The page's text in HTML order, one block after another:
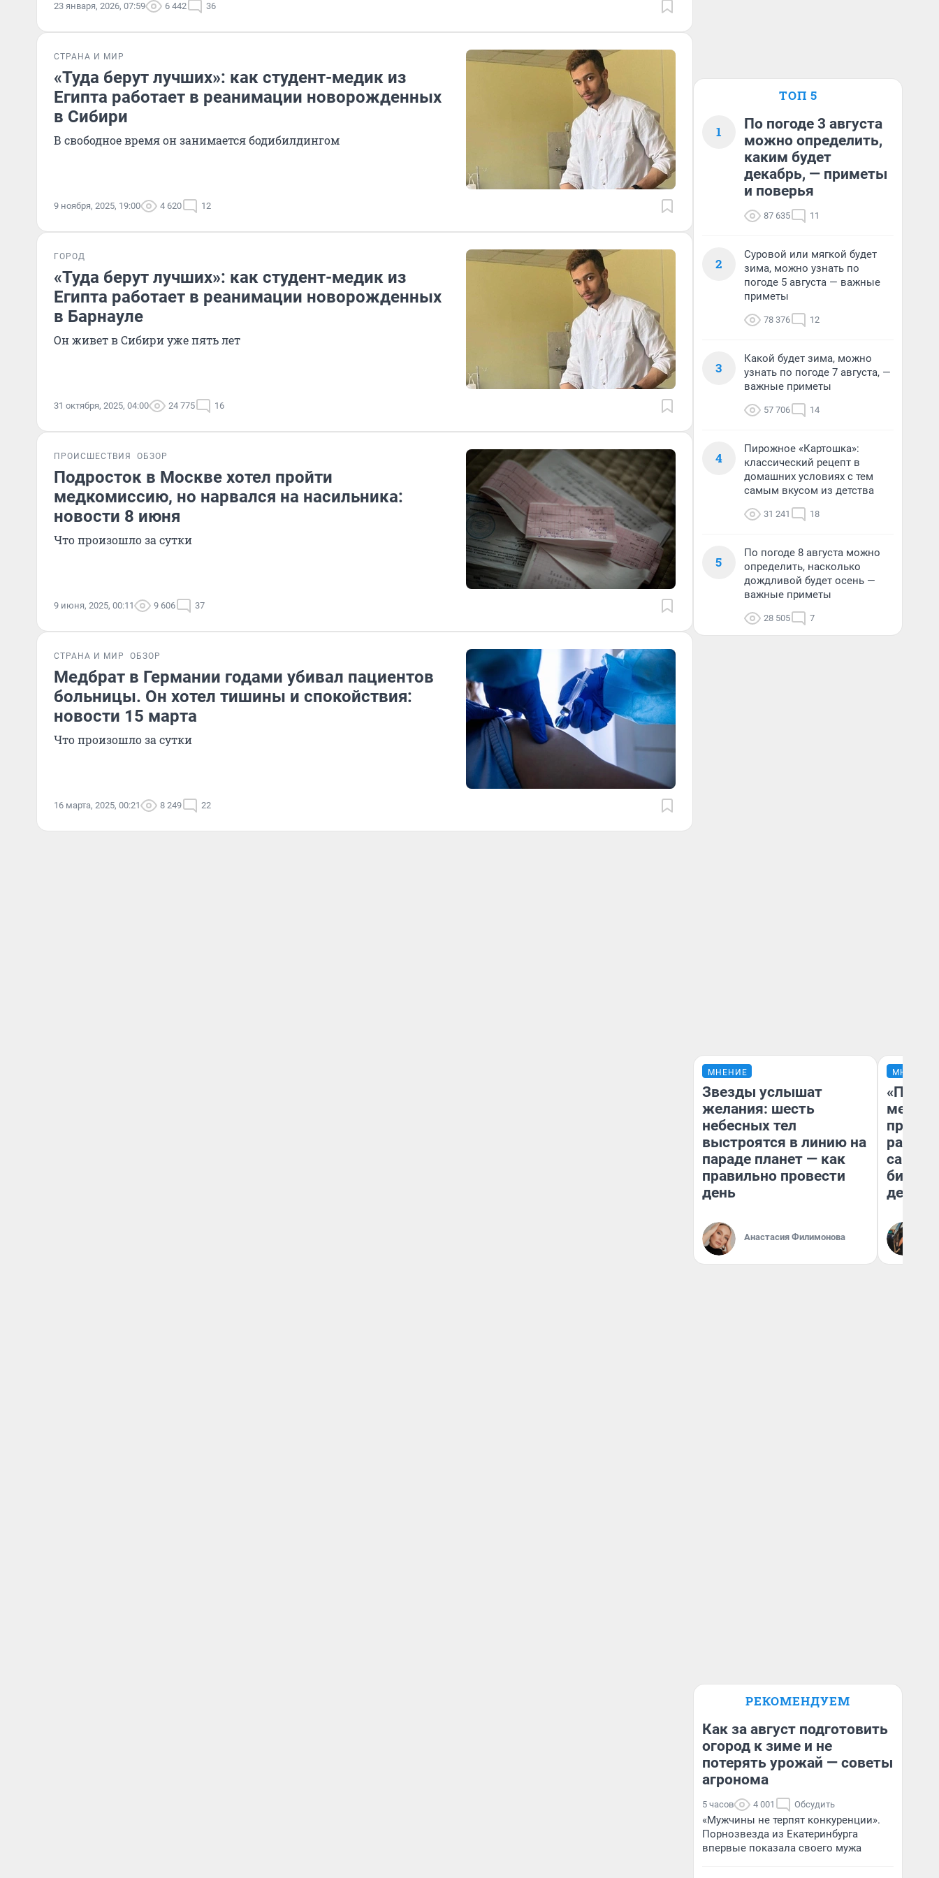
23 января, 2026, 07:59 6 442 36
СТРАНА И МИР
«Туда берут лучших»: как студент-медик из
Египта работает в реанимации новорожденных
в Сибири
В свободное время он занимается бодибилдингом
9 ноября, 2025, 19:00 4 620 12
ГОРОД
«Туда берут лучших»: как студент-медик из
Египта работает в реанимации новорожденных
в Барнауле
Он живет в Сибири уже пять лет
31 октября, 2025, 04:00 24 775 16
ПРОИСШЕСТВИЯ ОБЗОР
Подросток в Москве хотел пройти
медкомиссию, но нарвался на насильника:
новости 8 июня
Что произошло за сутки
9 июня, 2025, 00:11 9 606 37
СТРАНА И МИР ОБЗОР
Медбрат в Германии годами убивал пациентов
больницы. Он хотел тишины и спокойствия:
новости 15 марта
Что произошло за сутки
16 марта, 2025, 00:21 8 249 22
ТОП 5
1
По погоде 3 августа
можно определить,
каким будет
декабрь, — приметы
и поверья
87 635 11
2
Суровой или мягкой будет
зима, можно узнать по
погоде 5 августа — важные
приметы
78 376 12
3
Какой будет зима, можно
узнать по погоде 7 августа, —
важные приметы
57 706 14
4
Пирожное «Картошка»:
классический рецепт в
домашних условиях с тем
самым вкусом из детства
31 241 18
5
По погоде 8 августа можно
определить, насколько
дождливой будет осень —
важные приметы
28 505 7
МНЕНИЕ
Звезды услышат
желания: шесть
небесных тел
выстроятся в линию на
параде планет — как
правильно провести
день
Анастасия Филимонова
МНЕНИЕ
самом
РЕКОМЕНДУЕМ
Как за август подготовить
огород к зиме и не
потерять урожай — советы
агронома
5 часов 4 001 Обсудить
«Мужчины не терпят конкуренции».
Порнозвезда из Екатеринбурга
впервые показала своего мужа